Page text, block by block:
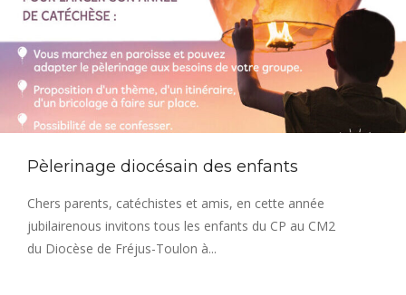
Pèlerinage diocésain des enfants
Chers parents, catéchistes et amis, en cette année
jubilairenous invitons tous les enfants du CP au CM2
du Diocèse de Fréjus-Toulon à...